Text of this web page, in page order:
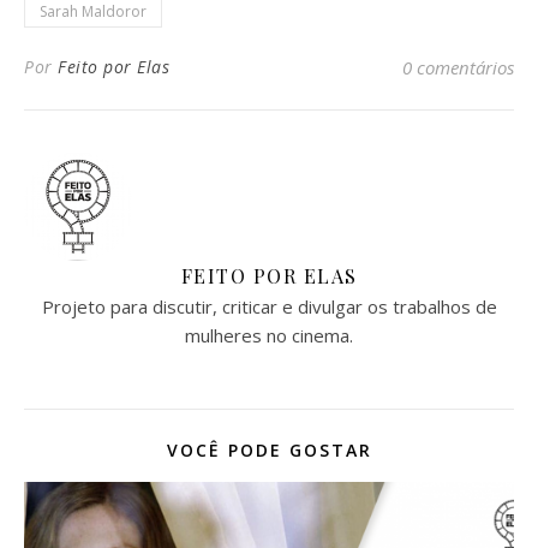
Sarah Maldoror
Por Feito por Elas 0 comentários
FEITO POR ELAS
Projeto para discutir, criticar e divulgar os trabalhos de
mulheres no cinema.
VOCÊ PODE GOSTAR